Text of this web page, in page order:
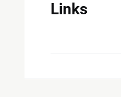
Links